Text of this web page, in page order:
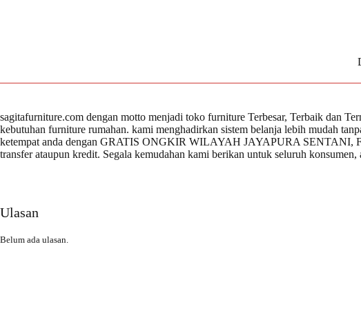
sagitafurniture.com dengan motto menjadi toko furniture Terbesar, Terbaik dan
kebutuhan furniture rumahan. kami menghadirkan sistem belanja lebih mudah
ketempat anda dengan GRATIS ONGKIR WILAYAH JAYAPURA SENTANI,
transfer ataupun kredit. Segala kemudahan kami berikan untuk seluruh
Ulasan
Belum ada ulasan.